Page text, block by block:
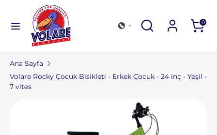
Aramak
AramakMağazamıza
göz
atın
Aramayı
kapat
0
AramakMağazamıza
atın
Bisiklet koleksiyonu
Bir mağaza bulun
Ana Sayfa
Volare Rocky Çocuk Bisikleti - Erkek Çocuk - 24 inç - Yeşil -
7 vites